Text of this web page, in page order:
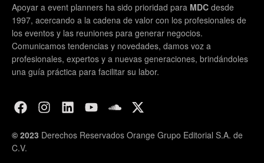
Apoyar a event planners ha sido prioridad para MDC desde
1997, acercando a la cadena de valor con los profesionales de
los eventos y las reuniones para generar negocios.
Comunicamos tendencias y novedades, damos voz a
profesionales, expertos y a nuevas generaciones, brindándoles
una guía práctica para facilitar su labor.
© 2023 Derechos Reservados Orange Grupo Editorial S.A. de
C.V.